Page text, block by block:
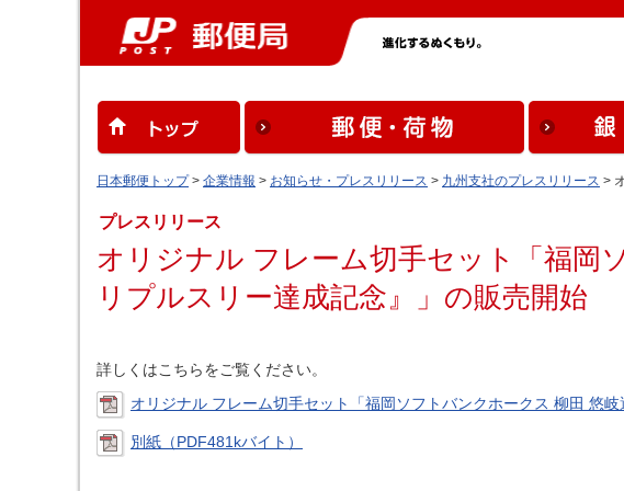
日本郵便トップ> 企業情報 > お知らせ・プレスリリース > 九州支社のプレスリリース >
プレスリリース
オリジナル フレーム切手セット「福岡
リプルスリー達成記念』」の販売開始
詳しくはこちらをご覧ください。
オリジナル フレーム切手セット「福岡ソフトバンクホークス 柳田 悠
別紙（PDF481kバイト）